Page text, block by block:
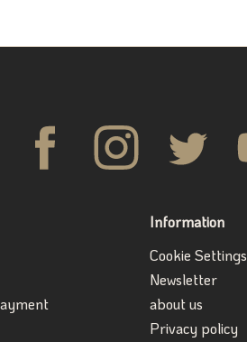
Information
Cookie Settings
Newsletter
about us
Privacy policy